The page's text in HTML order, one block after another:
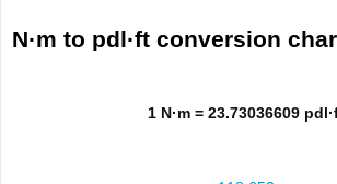
N·m to pdl·ft conversion